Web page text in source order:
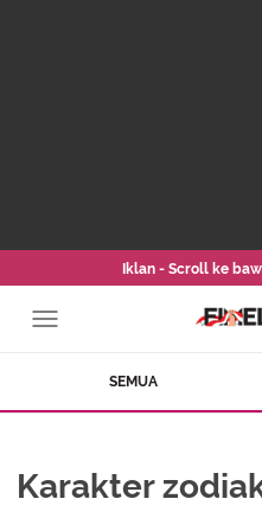
Iklan - Scroll ke
SEMUA
Karakter